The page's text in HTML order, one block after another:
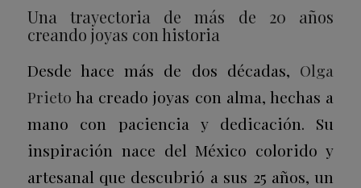
Una trayectoria de más de 20 años
creando joyas con historia
Desde hace más de dos décadas, Olga
Prieto ha creado joyas con alma, hechas a
mano con paciencia y dedicación. Su
inspiración nace del México colorido y
artesanal que descubrió a sus 25 años, un